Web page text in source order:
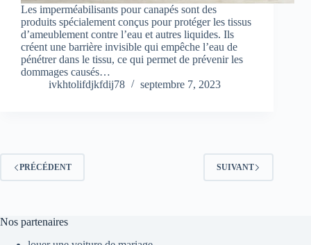
Les imperméabilisants pour canapés sont des
produits spécialement conçus pour protéger les tissus
d’ameublement contre l’eau et autres liquides. Ils
créent une barrière invisible qui empêche l’eau de
pénétrer dans le tissu, ce qui permet de prévenir les
dommages causés…
ivkhtolifdjkfdij78
septembre 7, 2023
PRÉCÉDENT SUIVANT
Nos partenaires